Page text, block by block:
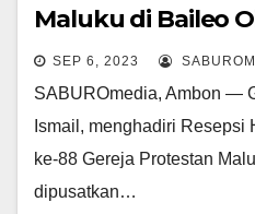
Maluku di Baileo
SEP 6, 2023
SABUROmedia, Ambon —
Ismail, menghadiri Resepsi
ke-88 Gereja Protestan
dipusatkan…